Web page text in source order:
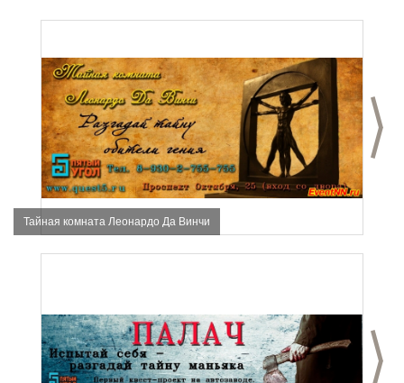
Тайная комната Леонардо Да Винчи